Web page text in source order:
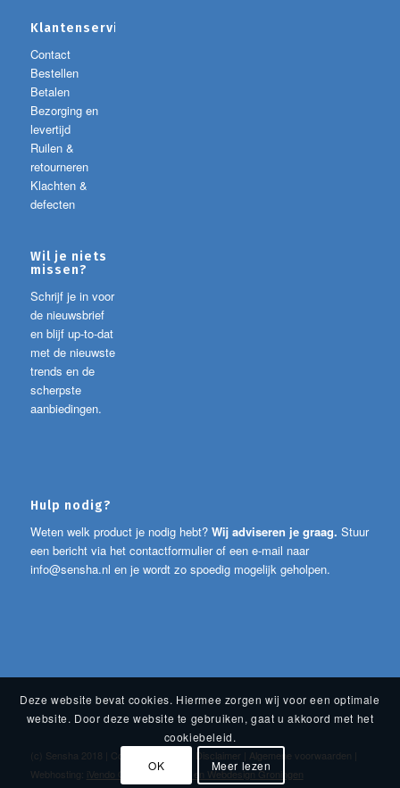
Klantenservice
Contact
Bestellen
Betalen
Bezorging en
levertijd
Ruilen &
retourneren
Klachten &
defecten
Wil je niets
missen?
Schrijf je in voor
de nieuwsbrief
en blijf up-to-dat
met de nieuwste
trends en de
scherpste
aanbiedingen.
Hulp nodig?
Weten welk product je nodig hebt? Wij adviseren je graag. Stuur
een bericht via het contactformulier of een e-mail naar
info@sensha.nl en je wordt zo spoedig mogelijk geholpen.
(c) Sensha 2018 | Cookies Disclaimer Algemene voorwaarden
Webhosting: iVendo Online Marketing en Webdesign Groningen
Deze website bevat cookies. Hiermee zorgen wij voor een optimale
website. Door deze website te gebruiken, gaat u akkoord met het
cookiebeleid.
OK
Meer lezen